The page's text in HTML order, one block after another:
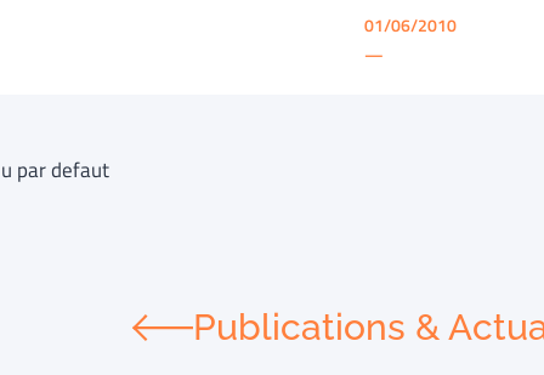
01/06/2010
—
par defaut
Publications &